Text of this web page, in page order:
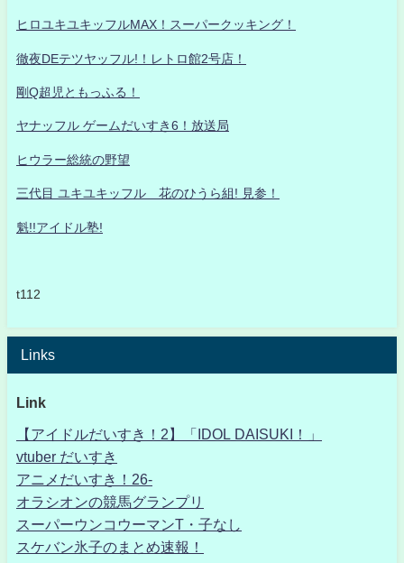
ヒロユキユキッフルMAX！スーパークッキング！
徹夜DEテツヤッフル!！レトロ館2号店！
剛Q超児ともっふる！
ヤナッフル ゲームだいすき6！放送局
ヒウラー総統の野望
三代目 ユキユキッフル 花のひうら組! 見参！
魁!!アイドル塾!
t112
Links
Link
【アイドルだいすき！2】「IDOL DAISUKI！」
vtuber だいすき
アニメだいすき！26-
オラシオンの競馬グランプリ
スーパーウンコウーマンT・子なし
スケバン氷子のまとめ速報！